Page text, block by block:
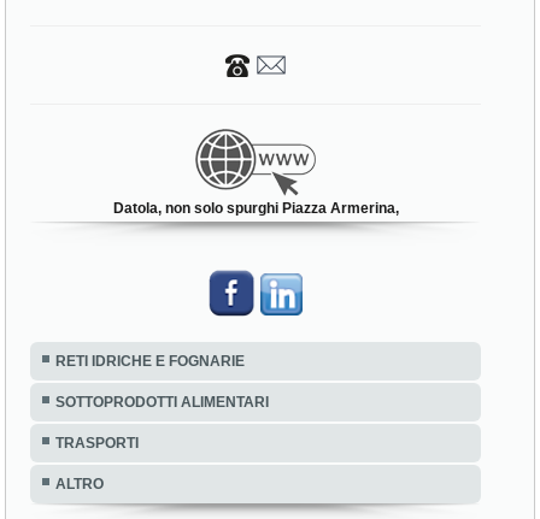
Datola, non solo spurghi Piazza Armerina,
RETI IDRICHE E FOGNARIE
SOTTOPRODOTTI ALIMENTARI
TRASPORTI
ALTRO